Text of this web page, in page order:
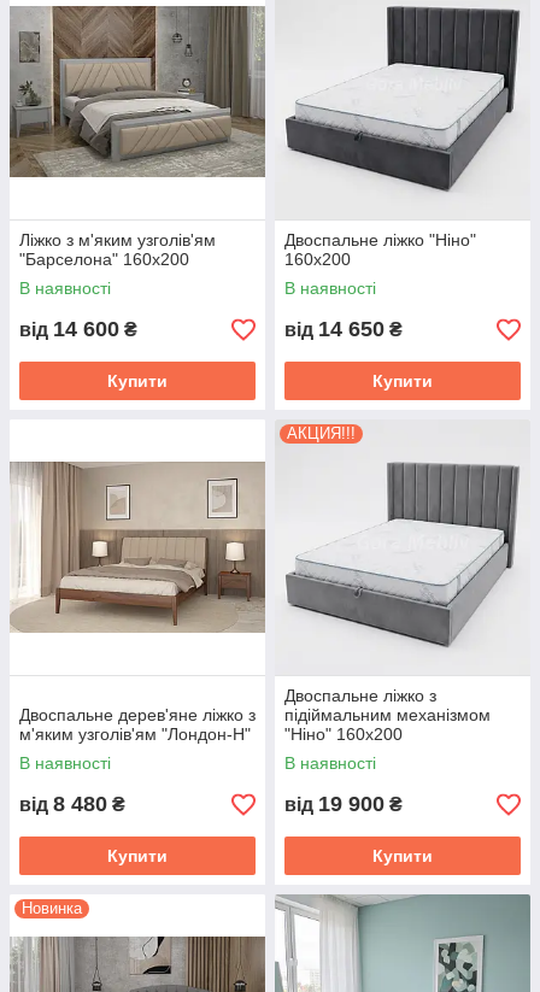
Ліжко з м'яким узголів'ям
"Барселона" 160х200
В наявності
від 14 600 ₴
Купити
Двоспальне ліжко "Ніно"
160х200
В наявності
від 14 650 ₴
Купити
Двоспальне дерев'яне ліжко з
м'яким узголів'ям "Лондон-Н"
В наявності
від 8 480 ₴
Купити
АКЦИЯ!!!
Двоспальне ліжко з
підіймальним механізмом
"Ніно" 160х200
В наявності
від 19 900 ₴
Купити
Новинка